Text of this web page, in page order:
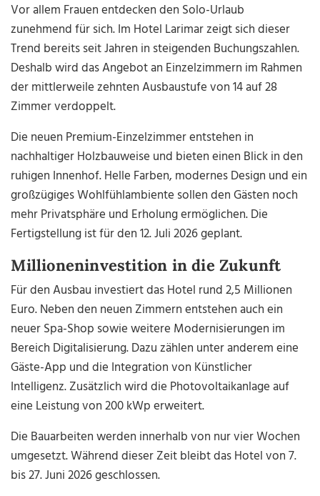
Vor allem Frauen entdecken den Solo-Urlaub
zunehmend für sich. Im Hotel Larimar zeigt sich dieser
Trend bereits seit Jahren in steigenden Buchungszahlen.
Deshalb wird das Angebot an Einzelzimmern im Rahmen
der mittlerweile zehnten Ausbaustufe von 14 auf 28
Zimmer verdoppelt.
Die neuen Premium-Einzelzimmer entstehen in
nachhaltiger Holzbauweise und bieten einen Blick in den
ruhigen Innenhof. Helle Farben, modernes Design und ein
großzügiges Wohlfühlambiente sollen den Gästen noch
mehr Privatsphäre und Erholung ermöglichen. Die
Fertigstellung ist für den 12. Juli 2026 geplant.
Millioneninvestition in die Zukunft
Für den Ausbau investiert das Hotel rund 2,5 Millionen
Euro. Neben den neuen Zimmern entstehen auch ein
neuer Spa-Shop sowie weitere Modernisierungen im
Bereich Digitalisierung. Dazu zählen unter anderem eine
Gäste-App und die Integration von Künstlicher
Intelligenz. Zusätzlich wird die Photovoltaikanlage auf
eine Leistung von 200 kWp erweitert.
Die Bauarbeiten werden innerhalb von nur vier Wochen
umgesetzt. Während dieser Zeit bleibt das Hotel von 7.
bis 27. Juni 2026 geschlossen.